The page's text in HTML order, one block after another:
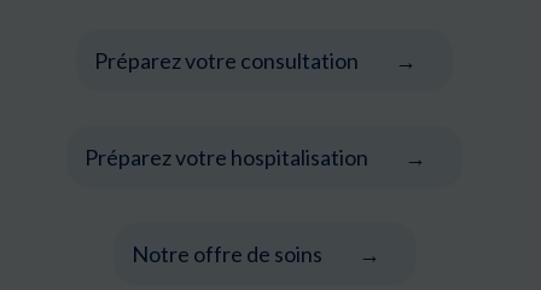
Préparez votre consultation
Préparez votre hospitalisation
Notre offre de soins